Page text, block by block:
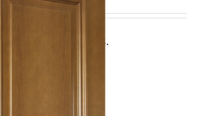
5 llaves incopiables.